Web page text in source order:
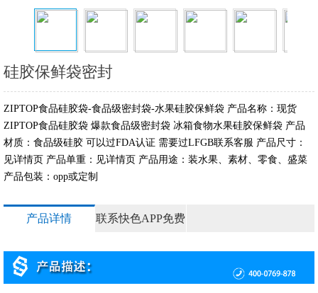
硅胶保鲜袋密封
ZIPTOP食品硅胶袋-食品级密封袋-水果硅胶保鲜袋 产品名称：现货
ZIPTOP食品硅胶袋 爆款食品级密封袋 冰箱食物水果硅胶保鲜袋 产品
材质：食品级硅胶 可以过FDA认证 需要过LFGB联系客服 产品尺寸：
见详情页 产品单重：见详情页 产品用途：装水果、素材、零食、盛菜
产品包装：opp或定制
产品详情 联系快色APP免费